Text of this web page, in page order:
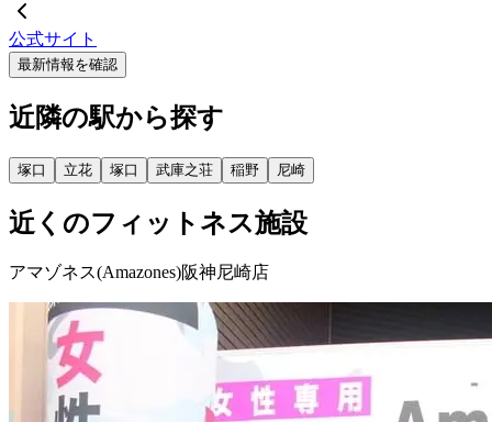
公式サイト
最新情報を確認
近隣の駅から探す
塚口 立花 塚口 武庫之荘 稲野 尼崎
近くのフィットネス施設
アマゾネス(Amazones)阪神尼崎店